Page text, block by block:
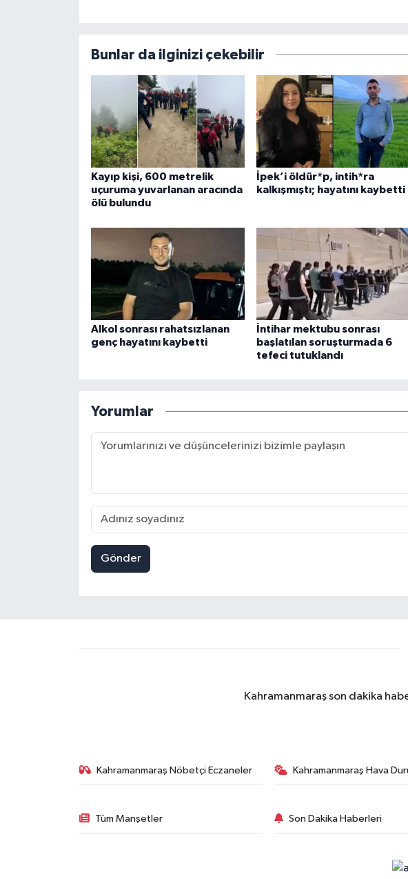
Bunlar da ilginizi çekebilir
Kayıp kişi, 600 metrelik
uçuruma yuvarlanan aracında
ölü bulundu
İpek’i öldür*p, intih*ra
kalkışmıştı; hayatını kaybetti
Alkol sonrası rahatsızlanan
genç hayatını kaybetti
İntihar mektubu sonrası
başlatılan soruşturmada 6
tefeci tutuklandı
Yorumlar
Gönder
Kahramanmaraş son dakika
Kahramanmaraş Nöbetçi Eczaneler Kahramanmaraş Hava
Tüm Manşetler Son Dakika Haberleri